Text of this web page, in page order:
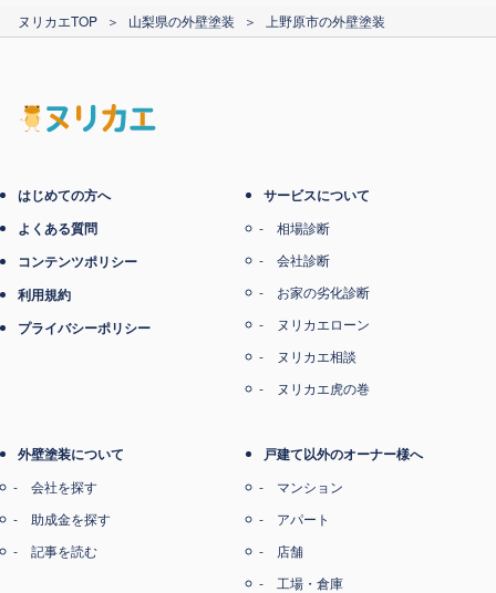
ヌリカエTOP ＞ 山梨県の外壁塗装 ＞ 上野原市の外壁塗装
はじめての方へ
よくある質問
コンテンツポリシー
利用規約
プライバシーポリシー
サービスについて
相場診断
会社診断
お家の劣化診断
ヌリカエローン
ヌリカエ相談
ヌリカエ虎の巻
外壁塗装について
会社を探す
助成金を探す
記事を読む
戸建て以外のオーナー様へ
マンション
アパート
店舗
工場・倉庫